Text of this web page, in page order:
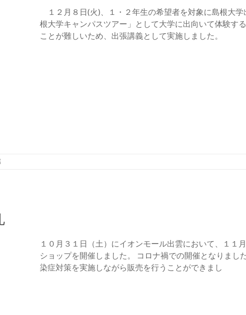
１２月８日(火)、１・２年生の希望者を対象に島根大
根大学キャンパスツアー」として大学に出向いて体験す
ことが難しいため、出張講義として実施しました。
１０月３１日（土）にイオンモール出雲において、１１
ショップを開催しました。 コロナ禍での開催となりまし
染症対策を実施しながら販売を行うことができまし